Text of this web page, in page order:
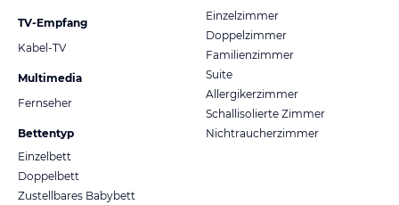
TV-Empfang
Kabel-TV
Multimedia
Fernseher
Bettentyp
Einzelbett
Doppelbett
Zustellbares Babybett
Einzelzimmer
Doppelzimmer
Familienzimmer
Suite
Allergikerzimmer
Schallisolierte Zimmer
Nichtraucherzimmer